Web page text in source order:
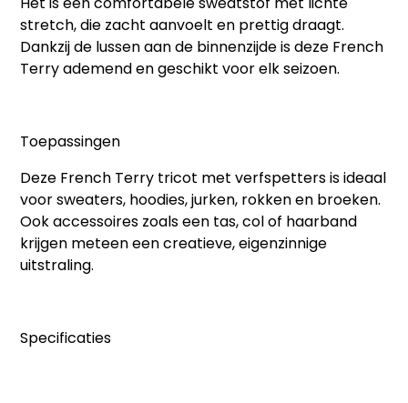
stretch, die zacht aanvoelt en prettig draagt.
Dankzij de lussen aan de binnenzijde is deze French
Terry ademend en geschikt voor elk seizoen.
Toepassingen
Deze French Terry tricot met verfspettersis ideaal
voor sweaters, hoodies, jurken, rokken en broeken.
Ook accessoires zoals een tas, col of haarband
krijgen meteen een creatieve, eigenzinnige
uitstraling.
Specificaties